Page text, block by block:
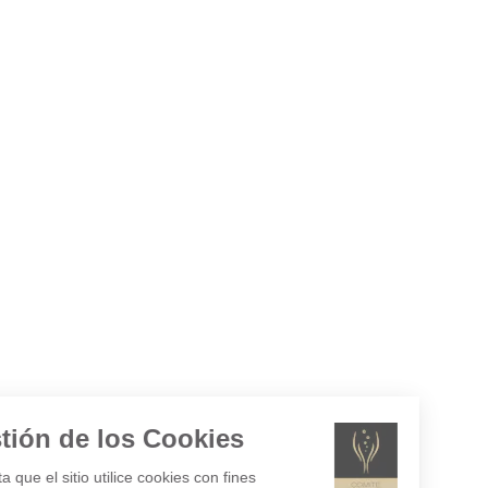
Gestión de los Cookies
¿Acepta que el sitio utilice cookies con fines